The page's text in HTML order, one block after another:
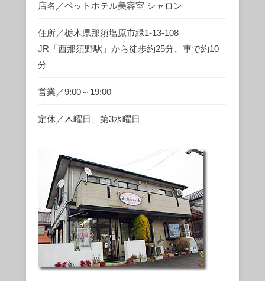
店名／ペットホテル美容室 シャロン
住所／栃木県那須塩原市緑1-13-108
JR「西那須野駅」から徒歩約25分、車で約10
分
営業／9:00～19:00
定休／木曜日、第3水曜日